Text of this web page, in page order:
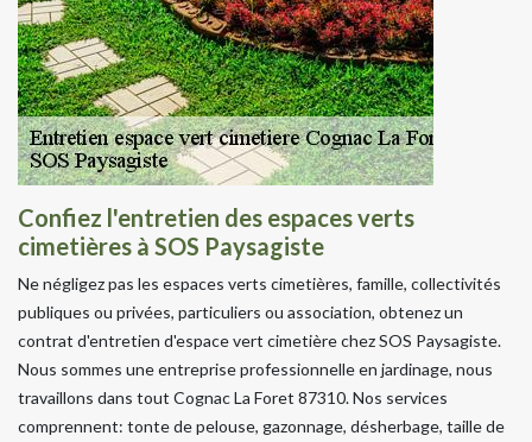
Confiez l'entretien des espaces verts
cimetières à SOS Paysagiste
Ne négligez pas les espaces verts cimetières, famille, collectivités
publiques ou privées, particuliers ou association, obtenez un
contrat d'entretien d'espace vert cimetière chez SOS Paysagiste.
Nous sommes une entreprise professionnelle en jardinage, nous
travaillons dans tout Cognac La Foret 87310. Nos services
comprennent: tonte de pelouse, gazonnage, désherbage, taille de